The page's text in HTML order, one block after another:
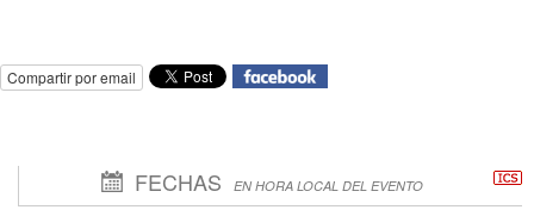
Compartir por email
FECHAS EN HORA LOCAL DEL EVENTO